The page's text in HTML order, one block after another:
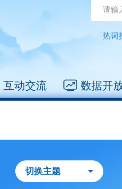
热词
互动交流 数据开
切换主题